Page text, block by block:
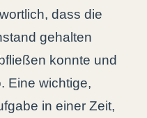
dass die
gehalten
konnte und
Eine wichtige,
in einer Zeit,